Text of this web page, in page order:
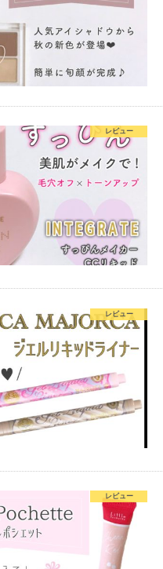
レビュー
レビュー
レビュー